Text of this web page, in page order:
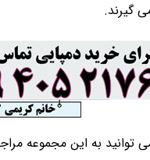
گیرند.
توانید به این مجموعه